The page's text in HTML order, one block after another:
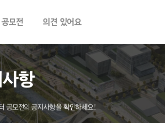
모전 의견 있어요
항
공모전의 공지사항을 확인하세요!